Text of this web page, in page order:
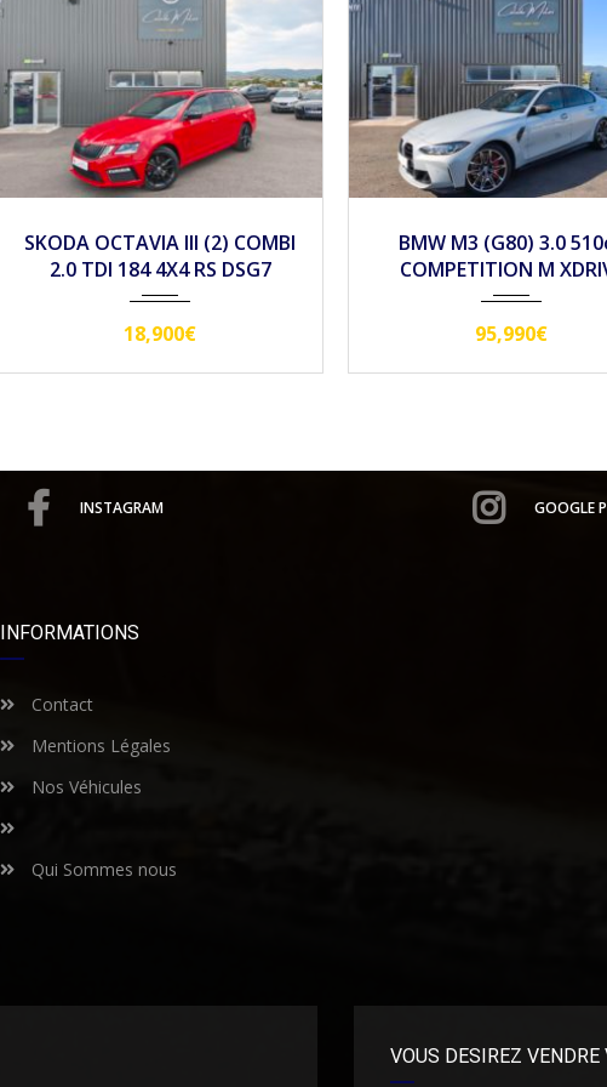
BMW M3 (G80) 3.0 510ch
COMPETITION M XDRIVE
95,990€
PORSCHE MACAN 2.9
380CH GTS PDK
INSTAGRAM GOOGLE
INFORMATIONS
Contact
Mentions Légales
Nos Véhicules
Qui Sommes nous
VOUS DESIREZ VENDRE